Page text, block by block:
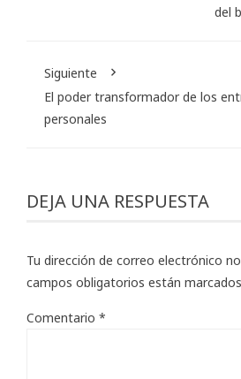
del
Siguiente
El poder transformador de los
personales
DEJA UNA RESPUESTA
Tu dirección de correo electrónico
campos obligatorios están
Comentario *